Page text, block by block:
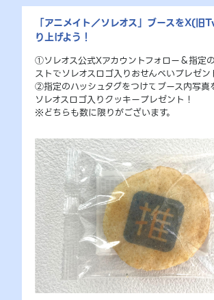
「アニメイト／ソレオス」ブースをX(
り上げよう！
①ソレオス公式Xアカウントフォロー＆指定
ストでソレオスロゴ入りおせんべいプレゼン
②指定のハッシュタグをつけてブース内写真
ソレオスロゴ入りクッキープレゼント！
※どちらも数に限りがございます。